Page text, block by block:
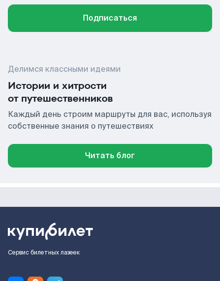
Подписаться
Делимся классными идеями
Истории и хитрости
от путешественников
Каждый день строим маршруты для вас, используя
собственные знания о путешествиях
Читать блог
Сервис билетных лазеек